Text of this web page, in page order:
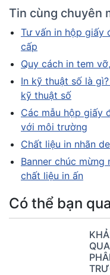
Tin cùng chuyên
Tư vấn in hộp giấy
cấp
Quy cách in tem
In kỹ thuật số là
kỹ thuật số
Các mẫu hộp giấy
với môi trường
Chất liệu in nhãn
Banner chúc mừng
chất liệu in ấn
Có thể bạn